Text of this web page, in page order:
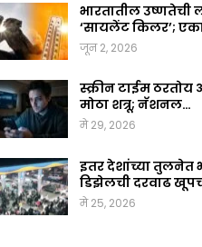
भारतातील उष्णतेची
‘सायलेंट किलर’;
जून 2, 2026
स्क्रीन टाईम ठरतोय
मोठा शत्रू; नॅशनल…
मे 29, 2026
इतर देशांच्या तुलनेत
डिझेलची दरवाढ
मे 25, 2026